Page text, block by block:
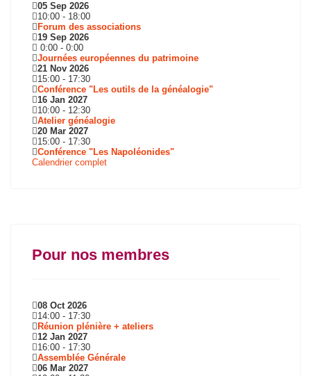
05 Sep 2026
10:00 - 18:00
Forum des associations
19 Sep 2026
0:00 - 0:00
Journées européennes du patrimoine
21 Nov 2026
15:00 - 17:30
Conférence "Les outils de la généalogie"
16 Jan 2027
10:00 - 12:30
Atelier généalogie
20 Mar 2027
15:00 - 17:30
Conférence "Les Napoléonides"
Calendrier complet
Pour nos membres
08 Oct 2026
14:00 - 17:30
Réunion plénière + ateliers
12 Jan 2027
16:00 - 17:30
Assemblée Générale
06 Mar 2027